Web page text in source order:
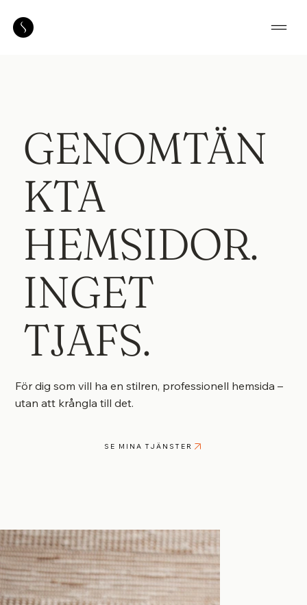
GENOMTÄN
KTA
HEMSIDOR.
INGET
TJAFS.
För dig som vill ha en stilren, professionell hemsida –
utan att krångla till det.
SE MINA TJÄNSTER